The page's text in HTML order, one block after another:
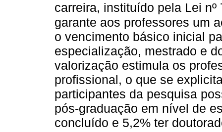
carreira, instituído pela Lei nº
garante aos professores um
o vencimento básico inicial
especialização, mestrado e
valorização estimula os
profissional, o que se
participantes da pesquisa
pós-graduação em nível de
concluído e 5,2% ter